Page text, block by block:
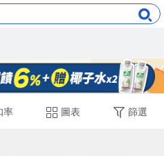
率 圖表 篩選